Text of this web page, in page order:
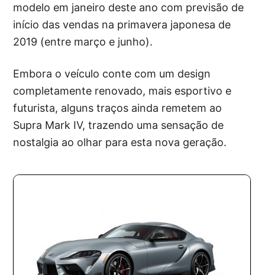
modelo em janeiro deste ano com previsão de
início das vendas na primavera japonesa de
2019 (entre março e junho).
Embora o veículo conte com um design
completamente renovado, mais esportivo e
futurista, alguns traços ainda remetem ao
Supra Mark IV, trazendo uma sensação de
nostalgia ao olhar para esta nova geração.